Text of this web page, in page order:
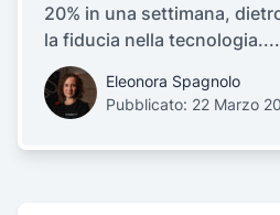
20% in una settimana,
la fiducia nella tecnologia....
Eleonora Spagnolo
Pubblicato: 22 Marzo